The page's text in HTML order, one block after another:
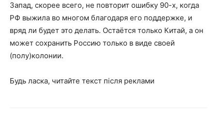
Запад, скорее всего, не повторит ошибку 90-х, когда
РФ выжила во многом благодаря его поддержке, и
вряд ли будет это делать. Остаётся только Китай, а он
может сохранить Россию только в виде своей
(полу)колонии.
Будь ласка, читайте текст після реклами